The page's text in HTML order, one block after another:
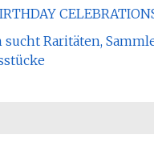
Raritäten,